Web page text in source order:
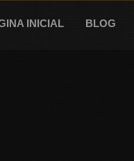
INICIAL BLOG